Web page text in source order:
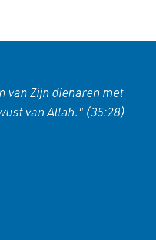
van Zijn dienaren met
van Allah." (35:28)